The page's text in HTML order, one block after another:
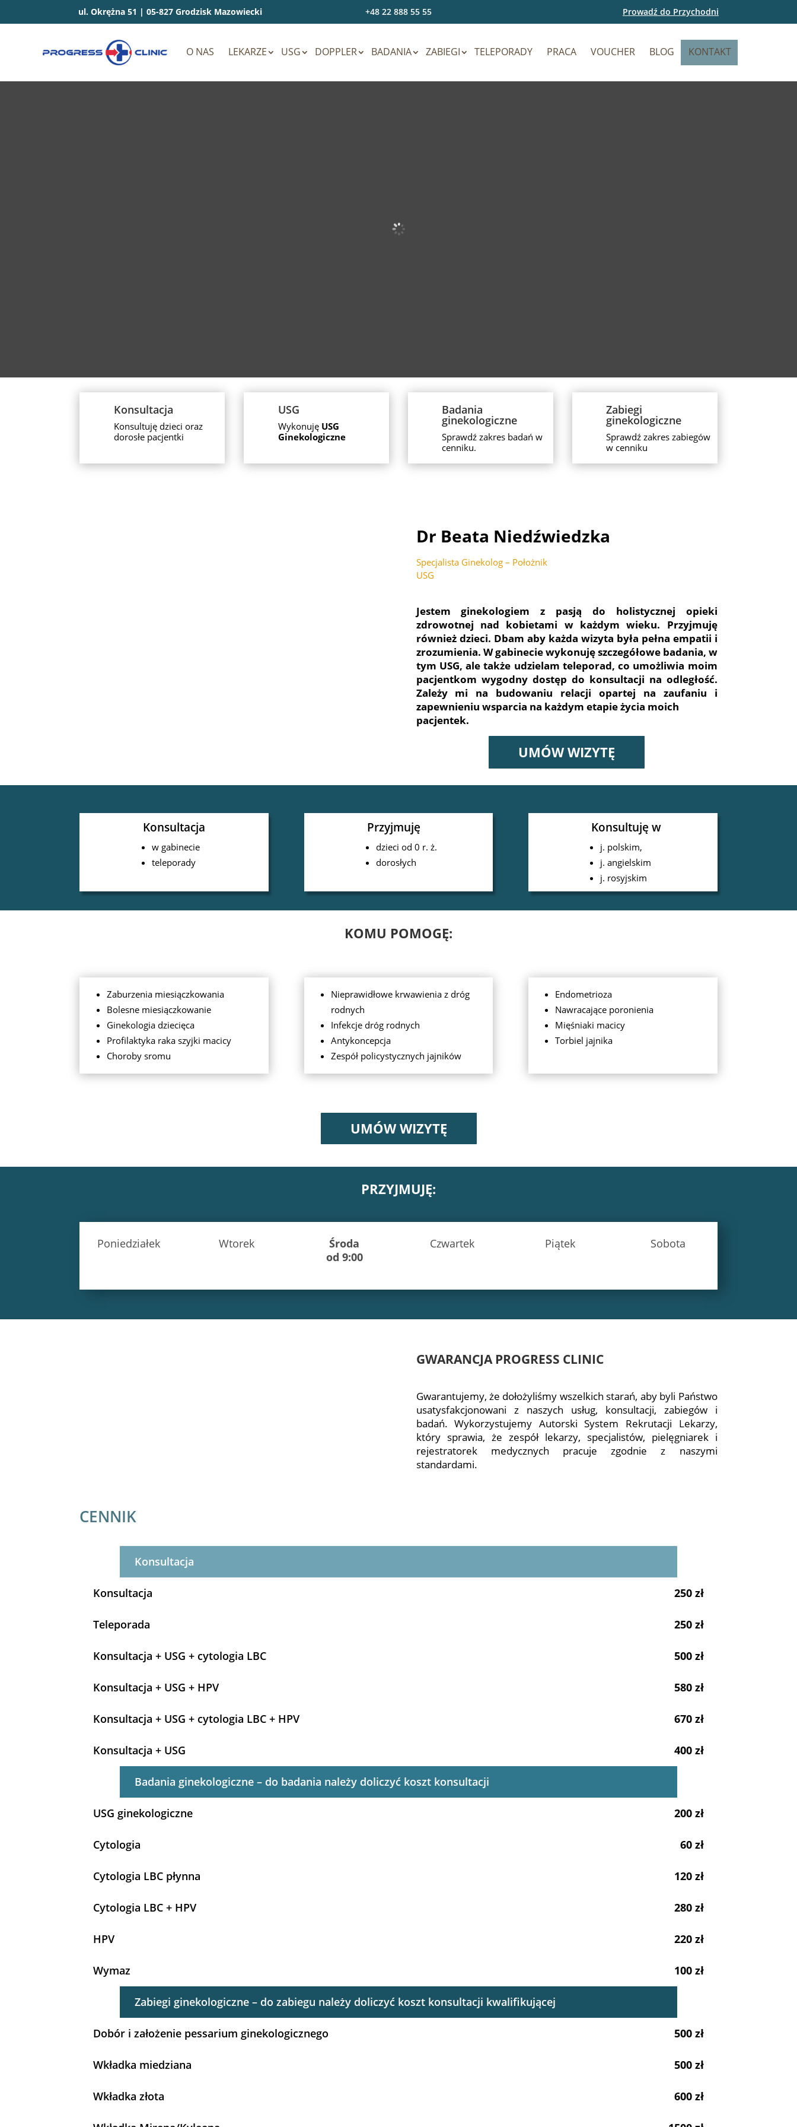
ul. Okrężna 51 | 05-827 Grodzisk Mazowiecki +48 22 888 55 55 Prowadź do Przychodni
O NAS LEKARZE USG DOPPLER BADANIA ZABIEGI TELEPORADY PRACA VOUCHER BLOG KONTAKT
Konsultacja
Konsultuję dzieci oraz
dorosłe pacjentki
USG
Wykonuję USG
Ginekologiczne
Badania
ginekologiczne
Sprawdź zakres badań w
cenniku.
Zabiegi
ginekologiczne
Sprawdź zakres zabiegów
w cenniku
Dr Beata Niedźwiedzka
Specjalista Ginekolog – Położnik
USG
Jestem ginekologiem z pasją do holistycznej opieki
zdrowotnej nad kobietami w każdym wieku. Przyjmuję
również dzieci. Dbam aby każda wizyta była pełna empatii i
zrozumienia. W gabinecie wykonuję szczegółowe badania, w
tym USG, ale także udzielam teleporad, co umożliwia moim
pacjentkom wygodny dostęp do konsultacji na odległość.
Zależy mi na budowaniu relacji opartej na zaufaniu i
zapewnieniu wsparcia na każdym etapie życia moich
pacjentek.
UMÓW WIZYTĘ
Konsultacja
w gabinecie
teleporady
Przyjmuję
dzieci od 0 r. ż.
dorosłych
Konsultuję w
j. polskim,
j. angielskim
j. rosyjskim
KOMU POMOGĘ:
Zaburzenia miesiączkowania
Bolesne miesiączkowanie
Ginekologia dziecięca
Profilaktyka raka szyjki macicy
Choroby sromu
Nieprawidłowe krwawienia z dróg
rodnych
Infekcje dróg rodnych
Antykoncepcja
Zespół policystycznych jajników
Endometrioza
Nawracające poronienia
Mięśniaki macicy
Torbiel jajnika
UMÓW WIZYTĘ
PRZYJMUJĘ:
Poniedziałek Wtorek
Środa
od 9:00
Czwartek Piątek Sobota
GWARANCJA PROGRESS CLINIC
Gwarantujemy, że dołożyliśmy wszelkich starań, aby byli Państwo
usatysfakcjonowani z naszych usług, konsultacji, zabiegów i
badań. Wykorzystujemy Autorski System Rekrutacji Lekarzy,
który sprawia, że zespół lekarzy, specjalistów, pielęgniarek i
rejestratorek medycznych pracuje zgodnie z naszymi
standardami.
CENNIK
Konsultacja
Konsultacja 250 zł
Teleporada 250 zł
Konsultacja + USG + cytologia LBC 500 zł
Konsultacja + USG + HPV 580 zł
Konsultacja + USG + cytologia LBC + HPV 670 zł
Konsultacja + USG 400 zł
Badania ginekologiczne – do badania należy doliczyć koszt konsultacji
USG ginekologiczne 200 zł
Cytologia 60 zł
Cytologia LBC płynna 120 zł
Cytologia LBC + HPV 280 zł
HPV 220 zł
Wymaz 100 zł
Zabiegi ginekologiczne – do zabiegu należy doliczyć koszt konsultacji kwalifikującej
Dobór i założenie pessarium ginekologicznego 500 zł
Wkładka miedziana 500 zł
Wkładka złota 600 zł